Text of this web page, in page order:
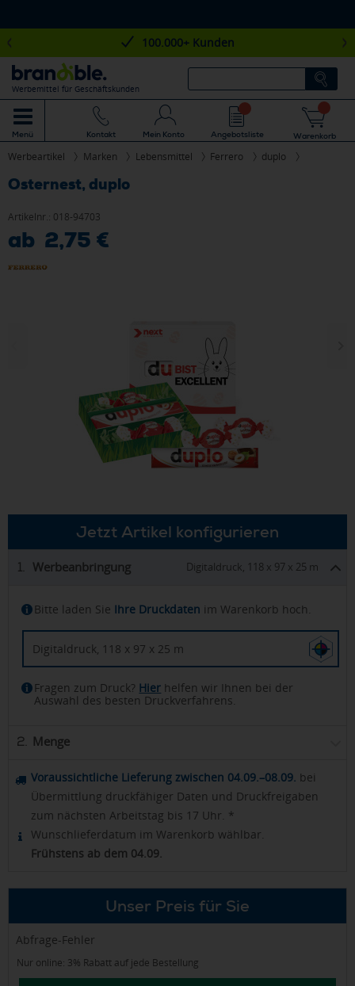
100.000+ Kunden
Werbemittel für Geschäftskunden
Menü Kontakt Mein Konto Angebotsliste Warenkorb
Werbeartikel Marken Lebensmittel Ferrero duplo
Osternest, duplo
Artikelnr.: 018-94703
ab 2,75 €
Jetzt Artikel konfigurieren
1. Werbeanbringung Digitaldruck, 118 x 97 x 25 m
Bitte laden Sie Ihre Druckdaten im Warenkorb hoch.
Digitaldruck, 118 x 97 x 25 m
Fragen zum Druck? Hier helfen wir Ihnen bei der
Auswahl des besten Druckverfahrens.
2. Menge
Voraussichtliche Lieferung zwischen 04.09.–08.09. bei
Übermittlung druckfähiger Daten und Druckfreigaben
zum nächsten Arbeitstag bis 17 Uhr. *
Wunschlieferdatum im Warenkorb wählbar.
Frühstens ab dem 04.09.
Unser Preis für Sie
Abfrage-Fehler
Nur online: 3% Rabatt auf jede Bestellung